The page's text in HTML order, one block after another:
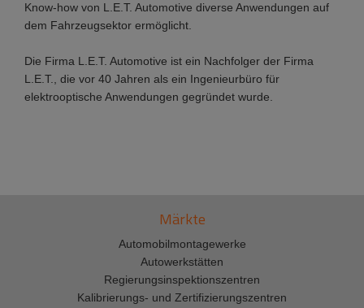
Know-how von L.E.T. Automotive diverse Anwendungen auf
dem Fahrzeugsektor ermöglicht.
Die Firma L.E.T. Automotive ist ein Nachfolger der Firma
L.E.T., die vor 40 Jahren als ein Ingenieurbüro für
elektrooptische Anwendungen gegründet wurde.
Märkte
Automobilmontagewerke
Autowerkstätten
Regierungsinspektionszentren
Kalibrierungs- und Zertifizierungszentren